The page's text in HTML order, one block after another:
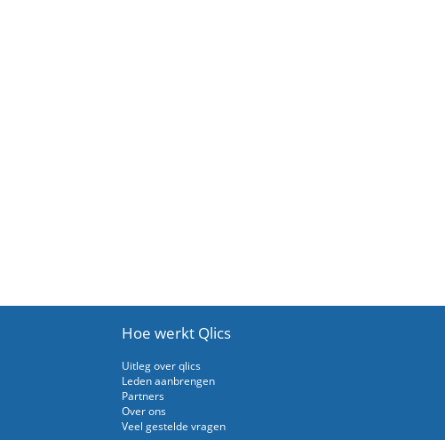
Hoe werkt Qlics
Uitleg over qlics
Leden aanbrengen
Partners
Over ons
Veel gestelde vragen